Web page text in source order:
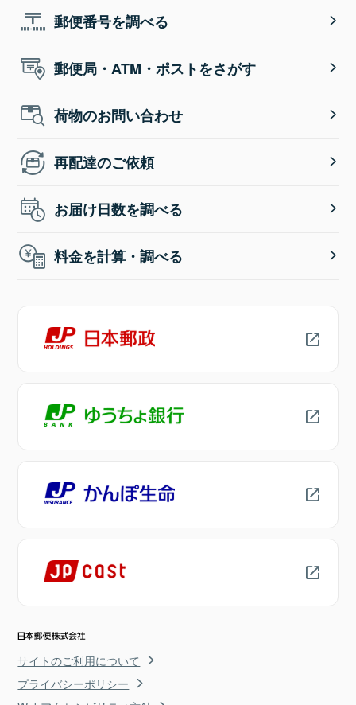
郵便番号を調べる
郵便局・ATM・ポストをさがす
荷物のお問い合わせ
再配達のご依頼
お届け日数を調べる
料金を計算・調べる
サイトのご利用について
プライバシーポリシー